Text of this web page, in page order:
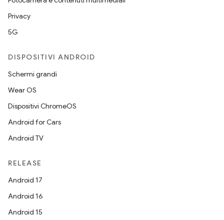
Privacy
5G
DISPOSITIVI ANDROID
Schermi grandi
Wear OS
Dispositivi ChromeOS
Android for Cars
Android TV
RELEASE
Android 17
Android 16
Android 15